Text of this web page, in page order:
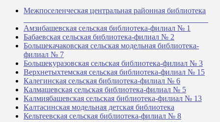
Межпоселенческая центральная районная библиотека
Амзибашевская сельская библиотека-филиал № 1
Бабаевская сельская библиотека-филиал № 2
Большекачаковская сельская модельная библиотека-
филиал № 7
Большекуразовская сельская библиотека-филиал № 3
Верхнетыхтемская сельская библиотека-филиал № 15
Калегинская сельская библиотека-филиал № 6
Калмашевская сельская библиотека-филиал № 5
Калмиябашевская сельская библиотека-филиал № 13
Калтасинская модельная детская библиотека
Кельтеевская сельская библиотека-филиал № 8